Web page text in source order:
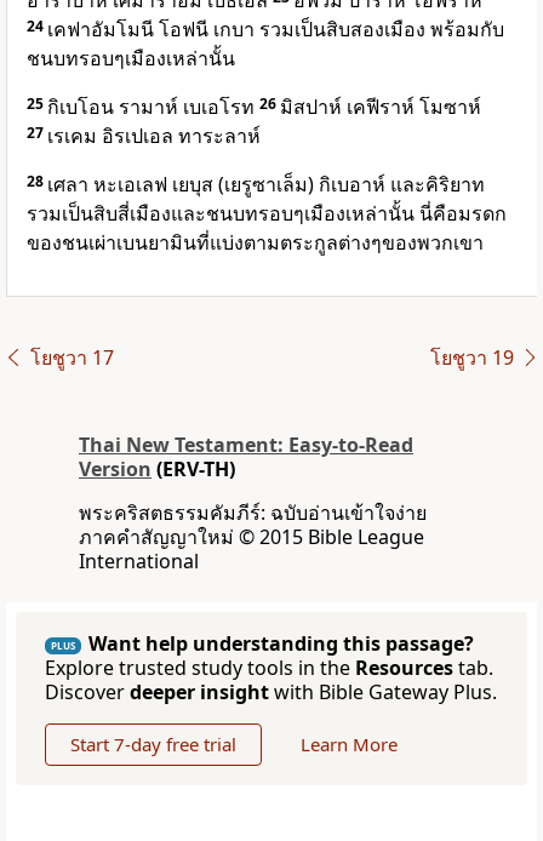
24 เคฟาอัมโมนี โอฟนี เกบา รวมเป็นสิบสองเมือง พร้อมกับ
ชนบทรอบๆเมืองเหล่านั้น
25 กิเบโอน รามาห์ เบเอโรท 26 มิสปาห์ เคฟีราห์ โมซาห์
27 เรเคม อิรเปเอล ทาระลาห์
28 เศลา หะเอเลฟ เยบุส (เยรูซาเล็ม) กิเบอาห์ และคิริยาท
รวมเป็นสิบสี่เมืองและชนบทรอบๆเมืองเหล่านั้น นี่คือมรดก
ของชนเผ่าเบนยามินที่แบ่งตามตระกูลต่างๆของพวกเขา
โยชูวา 17 โยชูวา 19
Thai New Testament: Easy-to-Read
Version (ERV-TH)
พระคริสตธรรมคัมภีร์: ฉบับอ่านเข้าใจง่าย
ภาคคำสัญญาใหม่ © 2015 Bible League
International
PLUS
Want help understanding this passage?
Explore trusted study tools in the Resourcestab.
Discoverdeeper insightwith Bible Gateway Plus.
Start 7-day free trial Learn More